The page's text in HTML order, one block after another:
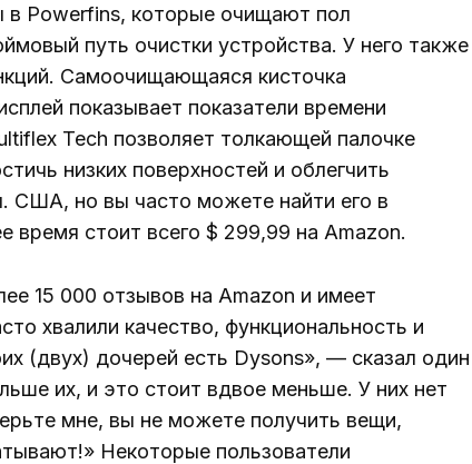
в Powerfins, которые очищают пол
путь очистки устройства. У него также
Самоочищающаяся кисточка
показывает показатели времени
Tech позволяет толкающей палочке
низких поверхностей и облегчить
США, но вы часто можете найти его в
стоит всего $ 299,99 на Amazon.
15 000 отзывов на Amazon и имеет
хвалили качество, функциональность и
(двух) дочерей есть Dysons», — сказал один
их, и это стоит вдвое меньше. У них нет
мне, вы не можете получить вещи,
Некоторые пользователи